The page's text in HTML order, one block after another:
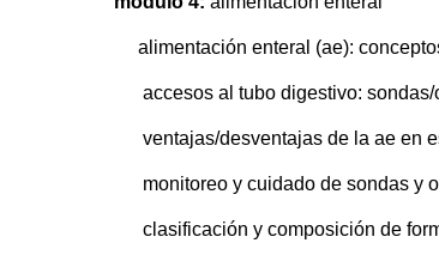
alimentación enteral (ae):
accesos al tubo digestivo: sondas/
ventajas/desventajas de la ae en
monitoreo y cuidado de sondas y
clasificación y composición de